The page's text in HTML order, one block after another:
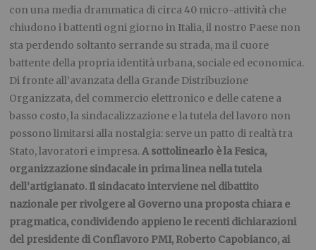
con una media drammatica di circa 40 micro-attività che
chiudono i battenti ogni giorno in Italia, il nostro Paese non
sta perdendo soltanto serrande su strada, ma il cuore
battente della propria identità urbana, sociale ed economica.
Di fronte all’avanzata della Grande Distribuzione
Organizzata, del commercio elettronico e delle catene a
basso costo, la sindacalizzazione e la tutela del lavoro non
possono limitarsi alla nostalgia: serve un patto di realtà tra
Stato, lavoratori e impresa.A sottolinearlo è la Fesica,
organizzazione sindacale in prima linea nella tutela
dell’artigianato. Il sindacato interviene nel dibattito
nazionale per rivolgere al Governo una proposta chiara e
pragmatica, condividendo appieno le recenti dichiarazioni
del presidente di Conflavoro PMI, Roberto Capobianco, ai